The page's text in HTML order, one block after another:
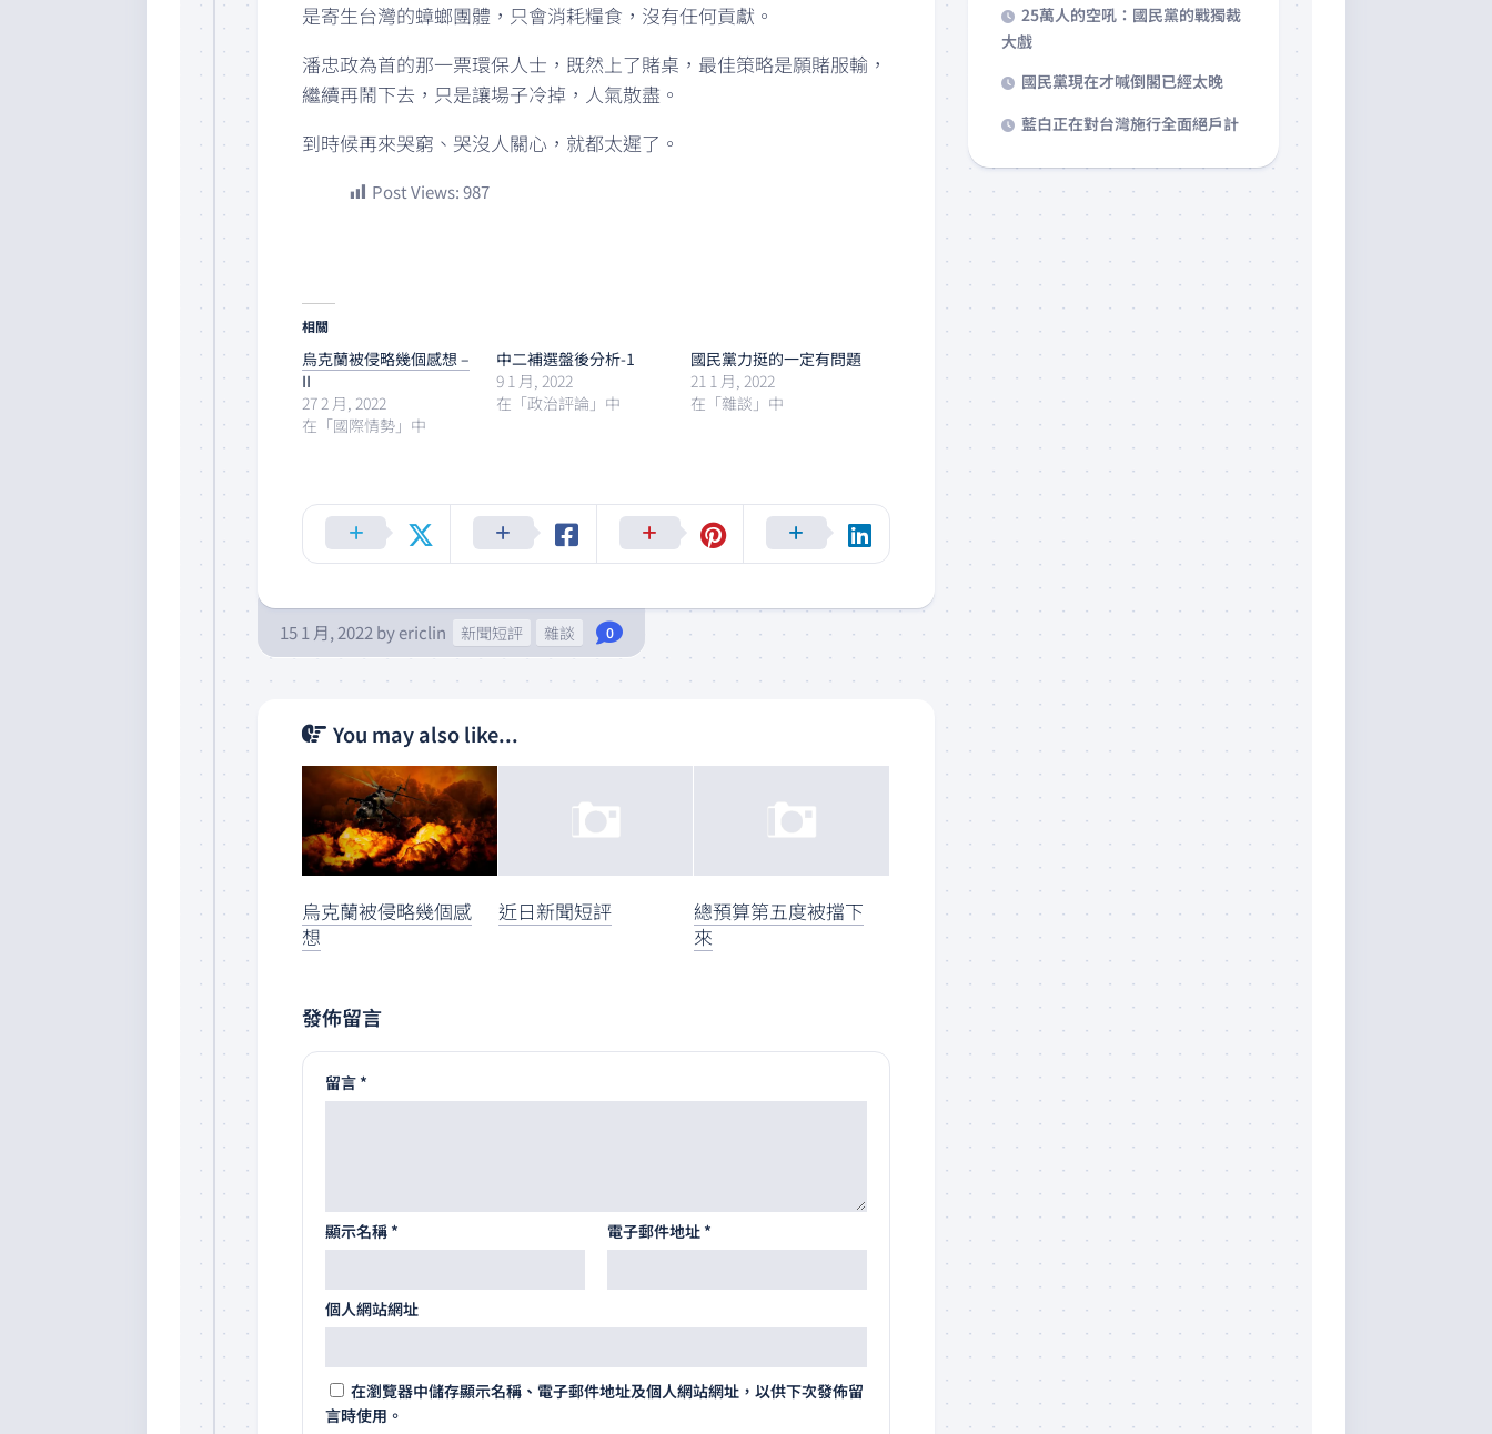
是寄生台灣的蟑螂團體，只會消耗糧食，沒有任何貢獻。
潘忠政為首的那一票環保人士，既然上了賭桌，最佳策略是願賭服輸，
繼續再鬧下去，只是讓場子冷掉，人氣散盡。
到時候再來哭窮、哭沒人關心，就都太遲了。
Post Views:987
相關
烏克蘭被侵略幾個感想 –
II
27 2 月, 2022
在「國際情勢」中
中二補選盤後分析-1
9 1 月, 2022
在「政治評論」中
國民黨力挺的一定有問題
21 1 月, 2022
在「雜談」中
15 1 月, 2022 byericlin 新聞短評 雜談 0
You may also like...
烏克蘭被侵略幾個感
想
近日新聞短評
總預算第五度被擋下
來
發佈留言
留言 *
顯示名稱 * 電子郵件地址 *
個人網站網址
在瀏覽器中儲存顯示名稱、電子郵件地址及個人網站網址，以供下次發佈留
言時使用。
25萬人的空吼：國民黨的戰獨裁
大戲
國民黨現在才喊倒閣已經太晚
藍白正在對台灣施行全面絕戶計